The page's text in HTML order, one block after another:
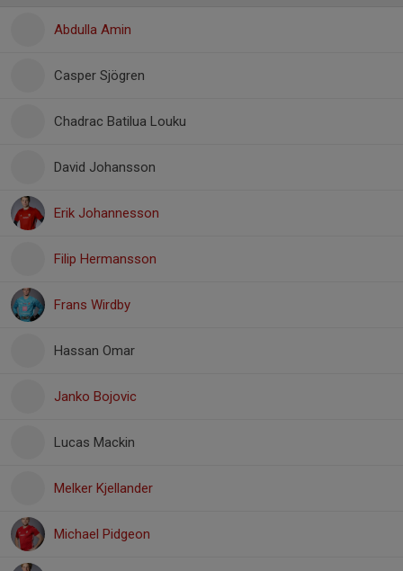
Abdulla Amin
Casper Sjögren
Chadrac Batilua Louku
David Johansson
Erik Johannesson
Filip Hermansson
Frans Wirdby
Hassan Omar
Janko Bojovic
Lucas Mackin
Melker Kjellander
Michael Pidgeon